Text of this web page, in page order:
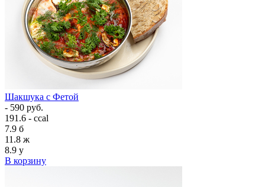
Шакшука с Фетой
- 590 руб.
191.6 - ccal
7.9 б
11.8 ж
8.9 у
В корзину